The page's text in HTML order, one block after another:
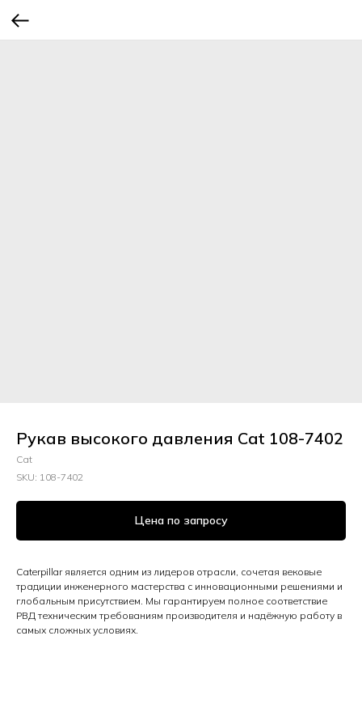
Рукав высокого давления Cat 108-7402
Cat
SKU: 108-7402
Цена по запросу
Caterpillar является одним из лидеров отрасли, сочетая вековые
традиции инженерного мастерства с инновационными решениями и
глобальным присутствием. Мы гарантируем полное соответствие
РВД техническим требованиям производителя и надёжную работу в
самых сложных условиях.